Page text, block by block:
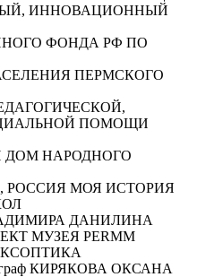
ИННОВАЦИОННЫЙ
ФОНДА РФ ПО
ПЕРМСКОГО
ПОМОЩИ
ДОМ НАРОДНОГО
РОССИЯ МОЯ ИСТОРИЯ
ДАНИЛИНА
МУЗЕЯ PERMM
КИРЯКОВА ОКСАНА